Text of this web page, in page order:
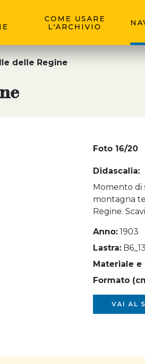
COME USARE
L'ARCHIVIO
delle Regine
Foto 16/20
Didascalia:
Momento di
montagna
Regine.
Anno: 1903
Lastra:
Materiale e
Formato
VAI AL